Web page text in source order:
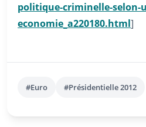
politique-criminelle-selon-
economie_a220180.html]
#Euro #Présidentielle 2012